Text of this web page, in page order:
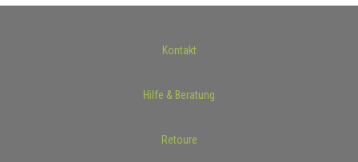
Kontakt
Hilfe & Beratung
Retoure